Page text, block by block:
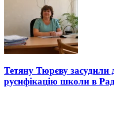
Тетяну Тюрєву засудили
русифікацію школи в